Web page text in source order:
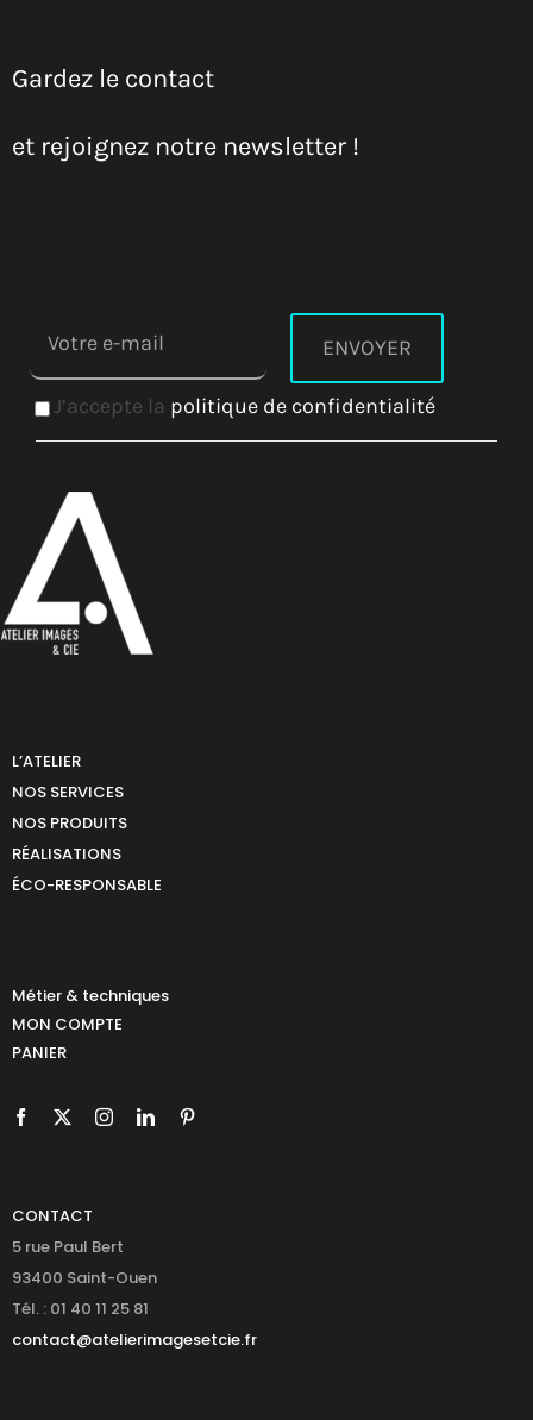
Gardez le contact
et rejoignez notre newsletter !
J’accepte la politique de confidentialité
L’ATELIER
NOS SERVICES
NOS PRODUITS
RÉALISATIONS
ÉCO-RESPONSABLE
Métier & techniques
MON COMPTE
PANIER
CONTACT
5 rue Paul Bert
93400 Saint-Ouen
Tél. : 01 40 11 25 81
contact@atelierimagesetcie.fr